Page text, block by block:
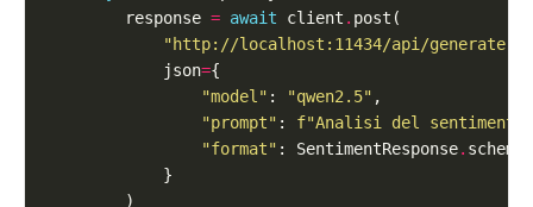
        response
= await client .
"http://localhost:11434/api/generate"
            json
=
"model" : "qwen2.5"
"prompt" : f"Analisi del sentiment:
"format" : SentimentResponse.